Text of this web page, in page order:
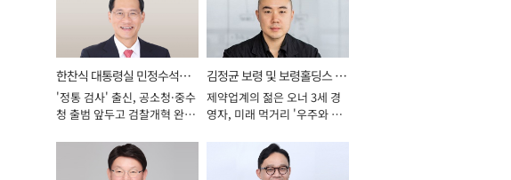
한찬식 대통령실 민정수석비
서관
'정통 검사' 출신, 공소청·중수
청 출범 앞두고 검찰개혁 완수
김정균 보령 및 보령홀딩스 대
표이사 사장
제약업계의 젊은 오너 3세 경
영자, 미래 먹거리 '우주와 헬